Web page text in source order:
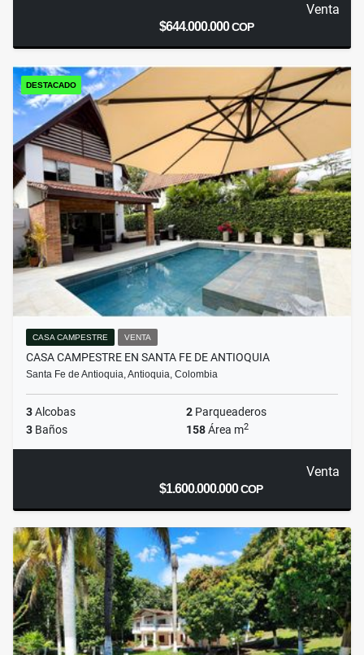
Venta
$644.000.000COP
DESTACADO
CASA CAMPESTRE VENTA
CASA CAMPESTRE EN SANTA FE DE ANTIOQUIA
Santa Fe de Antioquia, Antioquia, Colombia
3Alcobas 2 Parqueaderos
3 Baños 158Área m2
Venta
$1.600.000.000COP